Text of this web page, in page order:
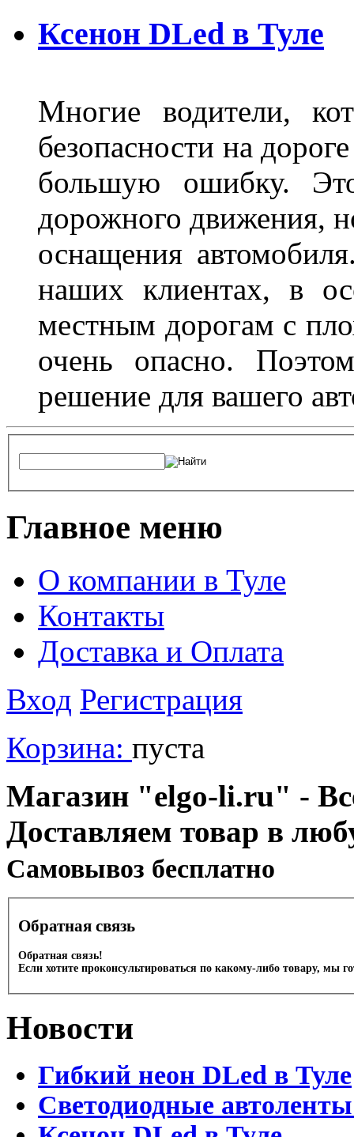
Ксенон DLed в Туле
Многие водители,
безопасности на
большую ошибку.
дорожного движения,
оснащения
наших клиентах, в
местным дорогам с
очень опасно.
решение для вашего
Главное меню
О компании в Туле
Контакты
Доставка и Оплата
Вход Регистрация
Корзина: пуста
Магазин "elgo-li.ru" -
Доставляем товар в
Cамовывоз бесплатно
Обратная связь
Обратная связь!
Если хотите проконсультироваться по какому-либо товару, мы
Новости
Гибкий неон DLed в Туле
Светодиодные